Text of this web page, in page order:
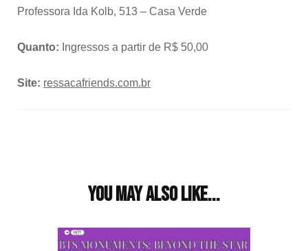
Professora Ida Kolb, 513 – Casa Verde
Quanto: Ingressos a partir de R$ 50,00
Site: ressacafriends.com.br
You may also like...